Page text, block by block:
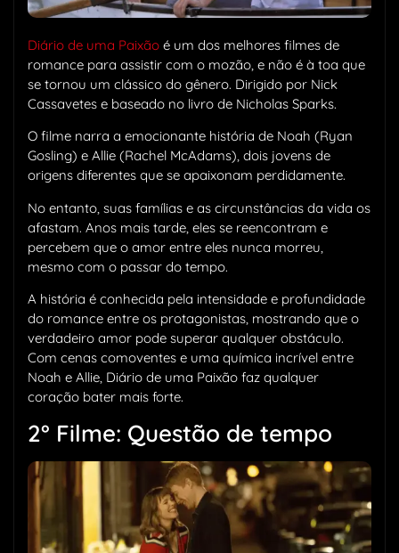
Diário de uma Paixão é um dos melhores filmes de
romance para assistir com o mozão, e não é à toa que
se tornou um clássico do gênero. Dirigido por Nick
Cassavetes e baseado no livro de Nicholas Sparks.
O filme narra a emocionante história de Noah (Ryan
Gosling) e Allie (Rachel McAdams), dois jovens de
origens diferentes que se apaixonam perdidamente.
No entanto, suas famílias e as circunstâncias da vida os
afastam. Anos mais tarde, eles se reencontram e
percebem que o amor entre eles nunca morreu,
mesmo com o passar do tempo.
A história é conhecida pela intensidade e profundidade
do romance entre os protagonistas, mostrando que o
verdadeiro amor pode superar qualquer obstáculo.
Com cenas comoventes e uma química incrível entre
Noah e Allie, Diário de uma Paixão faz qualquer
coração bater mais forte.
2° Filme: Questão de tempo